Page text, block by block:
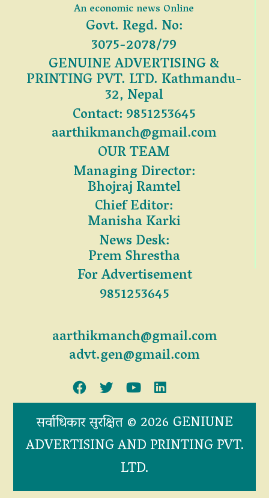
An economic news Online
Govt. Regd. No:
3075-2078/79
GENUINE ADVERTISING &
PRINTING PVT. LTD. Kathmandu-
32, Nepal
Contact: 9851253645
aarthikmanch@gmail.com
OUR TEAM
Managing Director:
Bhojraj Ramtel
Chief Editor:
Manisha Karki
News Desk:
Prem Shrestha
For Advertisement
9851253645
aarthikmanch@gmail.com
advt.gen@gmail.com
सर्वाधिकार सुरक्षित © 2026 GENIUNE
ADVERTISING AND PRINTING PVT.
LTD.